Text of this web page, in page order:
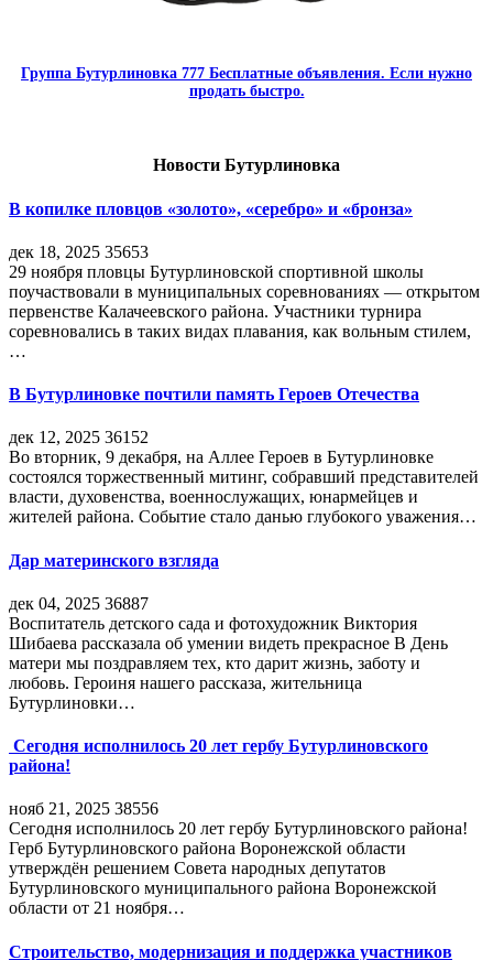
Группа Бутурлиновка 777 Бесплатные объявления. Если нужно
продать быстро.
Новости Бутурлиновка
В копилке пловцов «золото», «серебро» и «бронза»
дек 18, 2025 35653
29 ноября пловцы Бутурлиновской спортивной школы
поучаствовали в муниципальных соревнованиях — открытом
первенстве Калачеевского района. Участники турнира
соревновались в таких видах плавания, как вольным стилем,
…
В Бутурлиновке почтили память Героев Отечества
дек 12, 2025 36152
Во вторник, 9 декабря, на Аллее Героев в Бутурлиновке
состоялся торжественный митинг, собравший представителей
власти, духовенства, военнослужащих, юнармейцев и
жителей района. Событие стало данью глубокого уважения…
Дар материнского взгляда
дек 04, 2025 36887
Воспитатель детского сада и фотохудожник Виктория
Шибаева рассказала об умении видеть прекрасное В День
матери мы поздравляем тех, кто дарит жизнь, заботу и
любовь. Героиня нашего рассказа, жительница
Бутурлиновки…
Сегодня исполнилось 20 лет гербу Бутурлиновского
района!
нояб 21, 2025 38556
Сегодня исполнилось 20 лет гербу Бутурлиновского района!
Герб Бутурлиновского района Воронежской области
утверждён решением Совета народных депутатов
Бутурлиновского муниципального района Воронежской
области от 21 ноября…
Строительство, модернизация и поддержка участников